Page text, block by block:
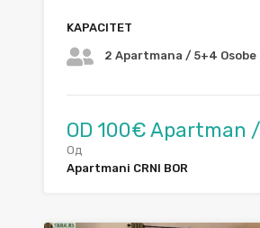
KAPACITET
2 Apartmana / 5+4 Osobe
OD 100€ Apartman
Од
Apartmani CRNI BOR